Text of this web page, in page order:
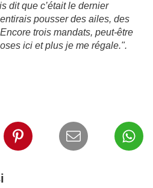
dit que c’était le dernier
pousser des ailes, des
trois mandats, peut-être
ici et plus je me régale.".